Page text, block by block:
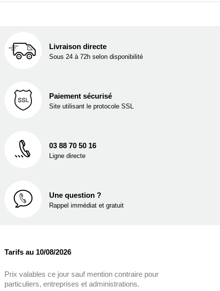
Livraison directe
Sous 24 à 72h selon disponibilité
Paiement sécurisé
Site utilisant le protocole SSL
03 88 70 50 16
Ligne directe
Une question ?
Rappel immédiat et gratuit
Tarifs au 10/08/2026
Prix valables ce jour sauf mention contraire pour
particuliers, entreprises et administrations.